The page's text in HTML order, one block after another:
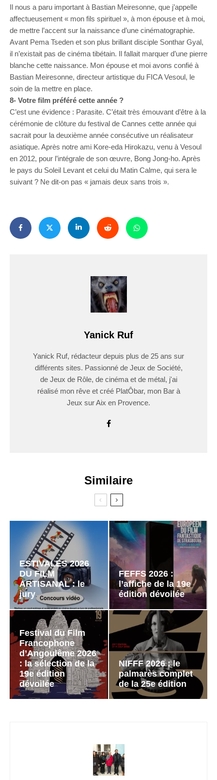
Il nous a paru important à Bastian Meiresonne, que j’appelle
affectueusement « mon fils spirituel », à mon épouse et à moi,
de mettre l’accent sur la naissance d’une cinématographie.
Avant Pema Tseden et son plus brillant disciple Sonthar Gyal,
il n’existait pas de cinéma tibétain. Il fallait marquer d’une pierre
blanche cette naissance. Mon épouse et moi avons confié à
Bastian Meiresonne, directeur artistique du FICA Vesoul, le
soin de la mettre en place.
8- Votre film préféré cette année ?
C’est une évidence : Parasite. C’était très émouvant d’être à la
cérémonie de clôture du festival de Cannes cette année qui
sacrait pour la deuxième année consécutive un réalisateur
asiatique. Après notre ami Kore-eda Hirokazu, venu à Vesoul
en 2012, pour l’intégrale de son œuvre, Bong Jong-ho. Après
le pays du Soleil Levant et celui du Matin Calme, qui sera le
suivant ? Ne dit-on pas « jamais deux sans trois ».
Yanick Ruf
Yanick Ruf, rédacteur depuis plus de 25 ans sur
différents sites. Passionné de Jeux de Société,
de Jeux de Rôle, de cinéma et de métal, j'ai
réalisé mon rêve et créé PlatÔbar, mon Bar à
Jeux sur Aix en Provence.
Similaire
ESTIVALES 2026
DU FILM
ARTISANAL : le
jury
FEFFS 2026 :
l’affiche de la 19e
édition dévoilée
Festival du Film
Francophone
d’Angoulême 2026
: la sélection de la
19e édition
dévoilée
NIFFF 2026 : le
palmarès complet
de la 25e édition